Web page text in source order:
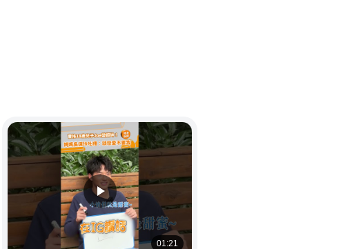
01:21